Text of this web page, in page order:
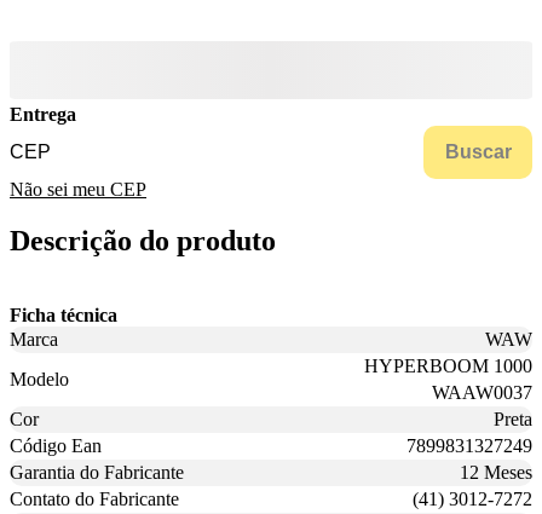
Entrega
Buscar
Não sei meu CEP
Descrição do produto
Ficha técnica
Marca
WAW
Modelo
HYPERBOOM 1000
WAAW0037
Cor
Preta
Código Ean
7899831327249
Garantia do Fabricante
12 Meses
Contato do Fabricante
(41) 3012-7272